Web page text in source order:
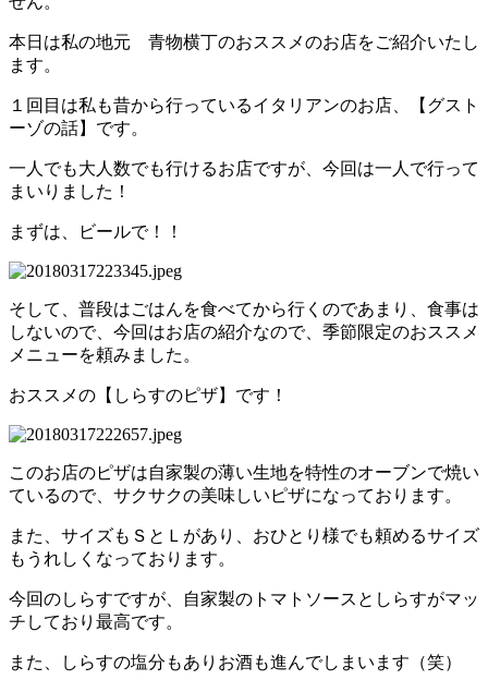
本日は私の地元 青物横丁のおススメのお店をご紹介いたし
ます。
１回目は私も昔から行っているイタリアンのお店、【グスト
ーゾの話】です。
一人でも大人数でも行けるお店ですが、今回は一人で行って
まいりました！
まずは、ビールで！！
そして、普段はごはんを食べてから行くのであまり、食事は
しないので、今回はお店の紹介なので、季節限定のおススメ
メニューを頼みました。
おススメの【しらすのピザ】です！
このお店のピザは自家製の薄い生地を特性のオーブンで焼い
ているので、サクサクの美味しいピザになっております。
また、サイズもＳとＬがあり、おひとり様でも頼めるサイズ
もうれしくなっております。
今回のしらすですが、自家製のトマトソースとしらすがマッ
チしており最高です。
また、しらすの塩分もありお酒も進んでしまいます（笑）